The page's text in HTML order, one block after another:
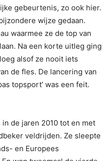
gebeurtenis, zo ook hier.
wijze gedaan.
waarmee ze de top van
Na een korte uitleg ging
alsof ze nooit iets
de fles. De lancering van
topsport’ was een feit.
in de jaren 2010 tot en met
veldrijden. Ze sleepte
en Europees